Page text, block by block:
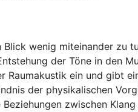
wenig miteinander zu
der Töne in den
ein und gibt
der physikalischen
zwischen Klang